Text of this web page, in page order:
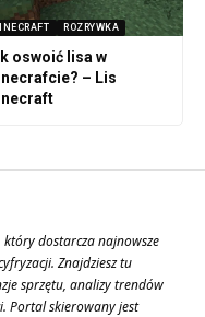
ROZRYWKA
oswoić lisa w
– Lis
który dostarcza najnowsze
Znajdziesz tu
sprzętu, analizy trendów
Portal skierowany jest